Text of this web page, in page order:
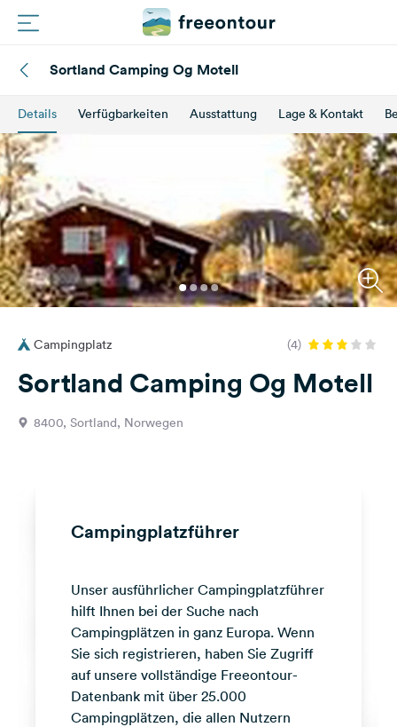
Plätze
Magazin
Partner
Registrieren
Einloggen
Fragen &
Feedback
Media
Facebook
Instagram
Sortland Camping Og Motell
Details Verfügbarkeiten Ausstattung Lage & Kontakt
Campingplatz (4)
Sortland Camping Og Motell
8400, Sortland, Norwegen
Campingplatzführer
Unser ausführlicher Campingplatzführer
hilft Ihnen bei der Suche nach
Campingplätzen in ganz Europa. Wenn
Sie sich registrieren, haben Sie Zugriff
auf unsere vollständige Freeontour-
Datenbank mit über 25.000
Campingplätzen, die allen Nutzern